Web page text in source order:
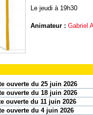
Le jeudi à 19h30
Animateur : Gabriel
ouverte du 25 juin 2026
ouverte du 18 juin 2026
ouverte du 11 juin 2026
ouverte du 4 juin 2026